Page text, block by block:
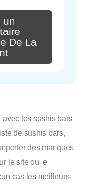
un
De La
avec les sushis bars
de sushis bars,
des manques
le site ou le
cas les meilleurs